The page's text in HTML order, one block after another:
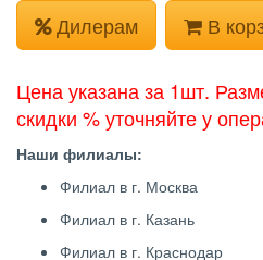
Дилерам В
Цена указана за 1шт.
скидки % уточняйте у
Наши филиалы:
Филиал в г. Москва
Филиал в г. Казань
Филиал в г. Краснодар